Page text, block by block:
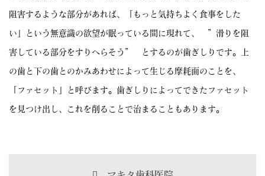
阻害するような部分があれば、「もっと気持ちよく食事をした
い」という無意識の欲望が眠っている間に現れて、 ”滑りを阻
害している部分をすりへらそう” とするのが歯ぎしりです。上
の歯と下の歯とのかみあわせによって生じる摩耗面のことを、
「ファセット」と呼びます。歯ぎしりによってできたファセット
を見つけ出し、これを削ることで治まることもあります。